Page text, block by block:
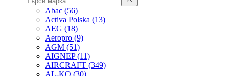
Abac (56)
Activa Polska (13)
AEG (18)
Aeropro (9)
AGM (51)
AIGNEP(11)
AIRCRAFT (349)
AL-KO (30)